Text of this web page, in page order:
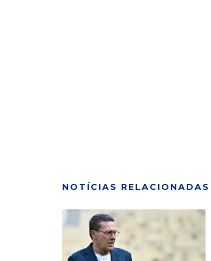
NOTÍCIAS RELACIONADAS